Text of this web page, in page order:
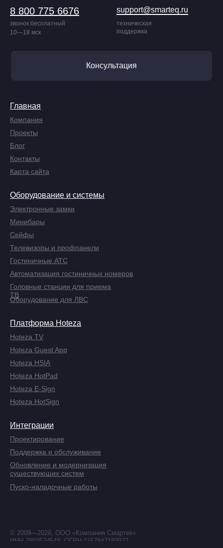
Главная
Компания
Проекты
Блог
Контакты
Оборудование и системы
Электронные замки
Минибары
Сейфы
Телевизоры и профпанели
Гостиничные АТС
Головные станции для приема
ТВ
Оборудование для ЛВС
Платформа Hoteza
Hoteza TV
Hoteza Guest App
Hoteza HSIA
Hoteza HotPad
Hoteza E-Sign
Hoteza HotSign
Интеграции
Проектирование
Поддержка и обслуживание
Обновление и модернизация
существующих систем
8 800 775 6676
звонок бесплатный
10—18 мск
support@smarteq.ru
техническая
поддержка
Консультация
Автоматизация гостиничных номеров
Пуско-наладочные работы
Карта сайта
© 2009—2026, ООО «Компания Смартек»
ИНН 7802524548, ОГРН 1157847183922